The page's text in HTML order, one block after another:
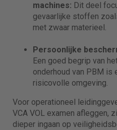
machines: Dit deel
gevaarlijke stoffen
met zwaar materieel.
Persoonlijke
Een goed begrip van
onderhoud van PBM is
risicovolle omgeving.
Voor operationeel
VCA VOL examen afleggen,
dieper ingaan op